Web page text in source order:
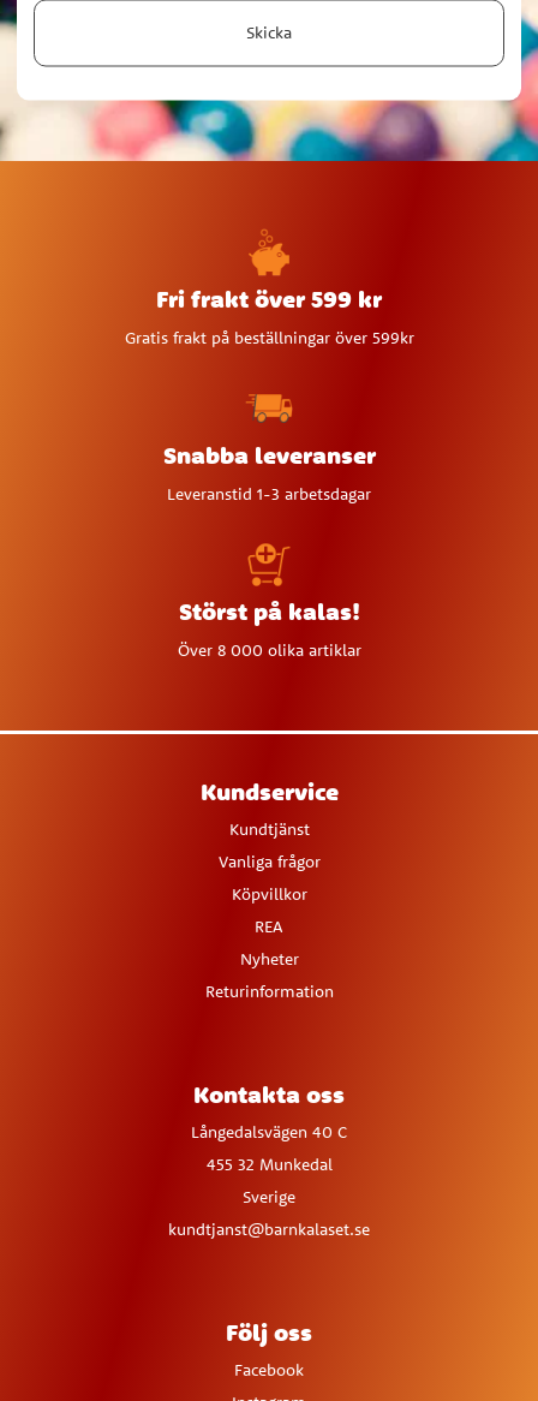
Skicka
Fri frakt över 599 kr
Gratis frakt på beställningar över 599kr
Snabba leveranser
Leveranstid 1-3 arbetsdagar
Störst på kalas!
Över 8 000 olika artiklar
Kundservice
Kundtjänst
Vanliga frågor
Köpvillkor
REA
Nyheter
Returinformation
Kontakta oss
Långedalsvägen 40 C
455 32 Munkedal
Sverige
kundtjanst@barnkalaset.se
Följ oss
Facebook